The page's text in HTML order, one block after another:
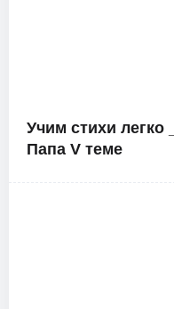
Учим стихи
Папа V теме